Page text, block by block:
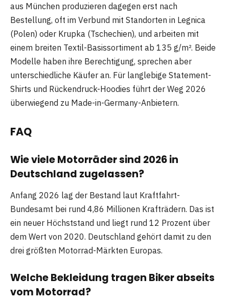
aus München produzieren dagegen erst nach
Bestellung, oft im Verbund mit Standorten in Legnica
(Polen) oder Krupka (Tschechien), und arbeiten mit
einem breiten Textil-Basissortiment ab 135 g/m². Beide
Modelle haben ihre Berechtigung, sprechen aber
unterschiedliche Käufer an. Für langlebige Statement-
Shirts und Rückendruck-Hoodies führt der Weg 2026
überwiegend zu Made-in-Germany-Anbietern.
FAQ
Wie viele Motorräder sind 2026 in
Deutschland zugelassen?
Anfang 2026 lag der Bestand laut Kraftfahrt-
Bundesamt bei rund 4,86 Millionen Krafträdern. Das ist
ein neuer Höchststand und liegt rund 12 Prozent über
dem Wert von 2020. Deutschland gehört damit zu den
drei größten Motorrad-Märkten Europas.
Welche Bekleidung tragen Biker abseits
vom Motorrad?